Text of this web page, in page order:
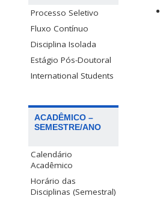
Processo Seletivo
Fluxo Contínuo
Disciplina Isolada
Estágio Pós-Doutoral
International Students
ACADÊMICO –
SEMESTRE/ANO
Calendário
Acadêmico
Horário das
Disciplinas (Semestral)